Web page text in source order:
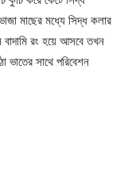
মাছের মধ্যে সিদ্ধ কলার
রং হয়ে আসবে তখন
ভাতের সাথে পরিবেশন